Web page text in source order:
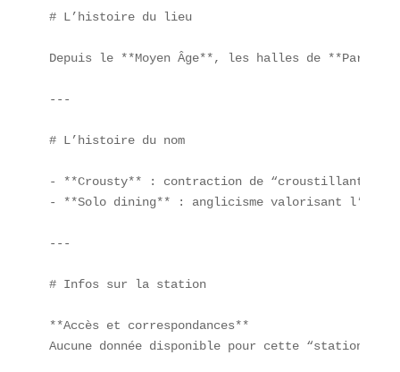
# L’histoire du lieu
Depuis le **Moyen Âge**, les halles de
---
# L’histoire du nom
- **Crousty** : contraction de “croustillant” +
- **Solo dining** : anglicisme valorisant
---
# Infos sur la station
**Accès et correspondances**
Aucune donnée disponible pour cette “station